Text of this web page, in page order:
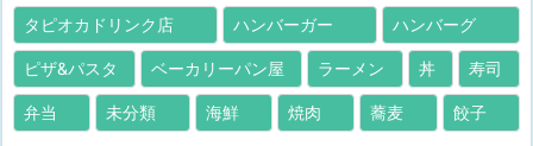
タピオカドリンク店 ハンバーガー ハンバーグ
ピザ&パスタ ベーカリーパン屋 ラーメン 丼 寿司
弁当 未分類 海鮮 焼肉 蕎麦 餃子